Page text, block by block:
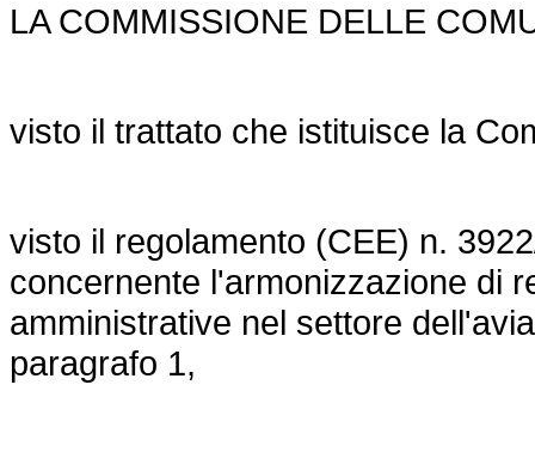
LA COMMISSIONE DELLE
visto il trattato che istituisce la
visto il regolamento (CEE) n.
concernente l'armonizzazione di
amministrative nel settore
paragrafo 1,